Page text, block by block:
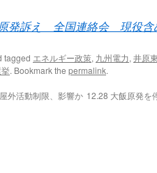
発訴え 全国連絡会 現役含
tagged エネルギー政策, 九州電力, 井原
. Bookmark the permalink.
外活動制限、影響か 12.28 大飯原発を